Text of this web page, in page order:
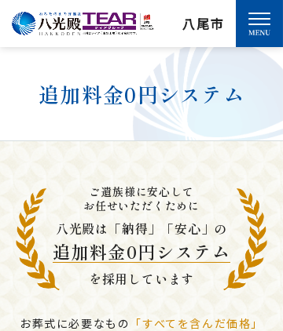
八尾市
追加料金0円システム
ご遺族様に安心して
お任せいただくために
八光殿は「納得」「安心」の
追加料金0円システム
を採用しています
お葬式に必要なもの 「すべてを含んだ価格」